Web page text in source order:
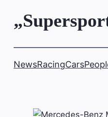
NewsRacingCars